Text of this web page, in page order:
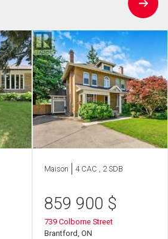
Maison 4 CAC , 2 SDB
859 900 $
739 Colborne Street
Brantford, ON